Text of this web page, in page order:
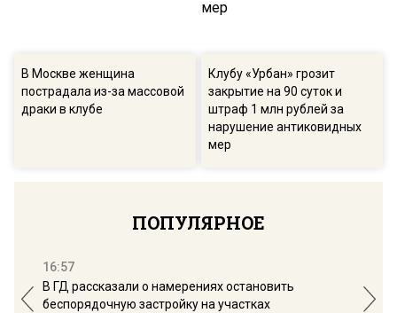
В Москве женщина
пострадала из-за массовой
драки в клубе
Клубу «Урбан» грозит
закрытие на 90 суток и
штраф 1 млн рублей за
нарушение антиковидных
мер
ПОПУЛЯРНОЕ
16:57
В ГД рассказали о намерениях остановить
беспорядочную застройку на участках